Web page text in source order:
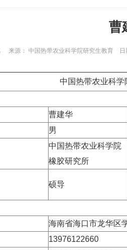
曹
来源： 中国热带农业科学院研究生教育日
中国热带农业科
曹建华
男
中国热带农业科学院
橡胶研究所
硕导
海南省海口市龙华区
13976122660